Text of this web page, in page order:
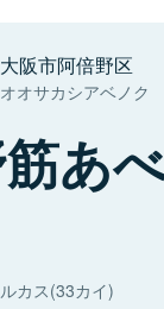
大阪市阿倍野区
オオサカシアベノク
あ
カス(33カイ)